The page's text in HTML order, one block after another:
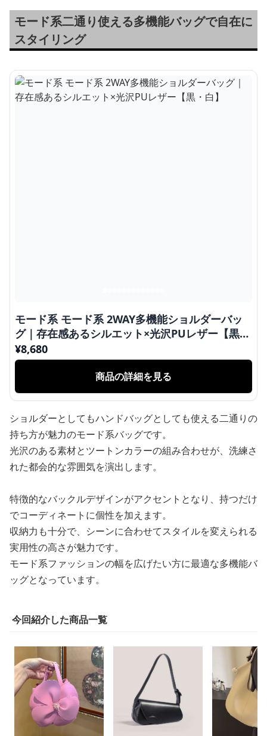
モード系二通り使える多機能バッグで自在に
スタイリング
モード系 モード系 2WAY多機能ショルダーバッ
グ｜存在感あるシルエット×光沢PUレザー【黒・
白】
¥8,680
商品の詳細を見る
ショルダーとしてもハンドバッグとしても使える二通りの
持ち方が魅力のモード系バッグです。
光沢のある素材とツートンカラーの組み合わせが、洗練さ
れた都会的な雰囲気を演出します。
特徴的なバックルデザインがアクセントとなり、持つだけ
でコーディネートに個性を加えます。
収納力も十分で、シーンに合わせてスタイルを変えられる
実用性の高さが魅力です。
モード系ファッションの幅を広げたい方に最適な多機能バ
ッグとなっています。
今回紹介した商品一覧